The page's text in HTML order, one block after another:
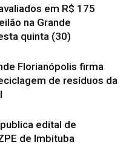
em R$ 175
na Grande
quinta (30)
Florianópolis firma
de resíduos da
edital de
de Imbituba